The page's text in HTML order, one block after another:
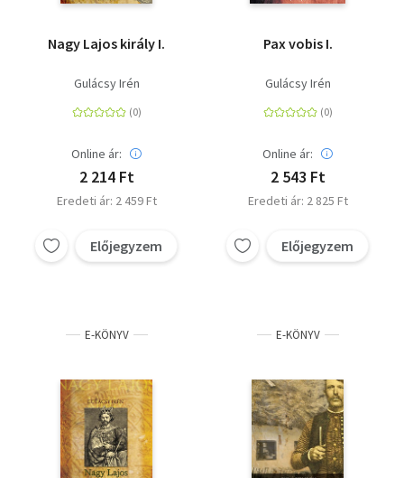
Nagy Lajos király I.
Gulácsy Irén
Online ár:
2 214 Ft
Eredeti ár: 2 459 Ft
Előjegyzem
Pax vobis I.
Gulácsy Irén
Online ár:
2 543 Ft
Eredeti ár: 2 825 Ft
Előjegyzem
E-KÖNYV E-KÖNYV